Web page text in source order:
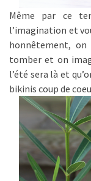
Même par ce
l’imagination et
honnêtement,
tomber et on
l’été sera là et
bikinis coup de